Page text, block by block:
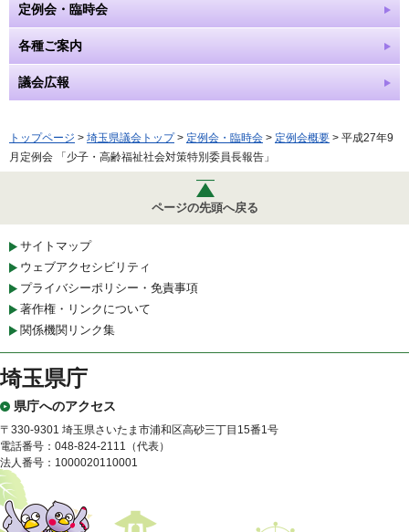
定例会・臨時会
各種ご案内
議会広報
トップページ > 埼玉県議会トップ> 定例会・臨時会 > 定例会概要 > 平成27年9
月定例会 「少子・高齢福祉社会対策特別委員長報告」
ページの先頭へ戻る
サイトマップ
ウェブアクセシビリティ
プライバシーポリシー・免責事項
著作権・リンクについて
関係機関リンク集
埼玉県庁
県庁へのアクセス
〒330-9301 埼玉県さいたま市浦和区高砂三丁目15番1号
電話番号：048-824-2111（代表）
法人番号：1000020110001